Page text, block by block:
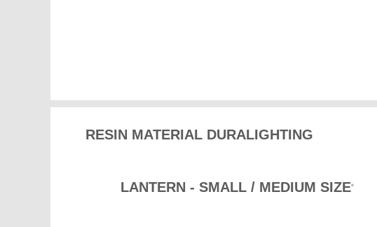
RESIN MATERIAL DURALIGHTING
LANTERN - SMALL / MEDIUM SIZE®